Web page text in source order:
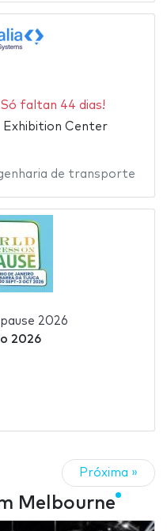
Só faltan 44 dias!
Exhibition Center
de transporte
2026
2026
Próxima »
Melbourne